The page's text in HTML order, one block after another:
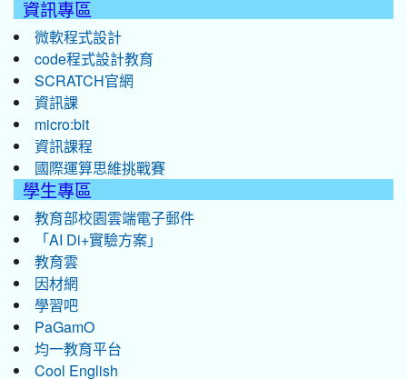
資訊專區
微軟程式設計
code程式設計教育
SCRATCH官網
資訊課
micro:bit
資訊課程
國際運算思維挑戰賽
學生專區
教育部校園雲端電子郵件
「AI Di+實驗方案」
教育雲
因材網
學習吧
PaGamO
均一教育平台
Cool English